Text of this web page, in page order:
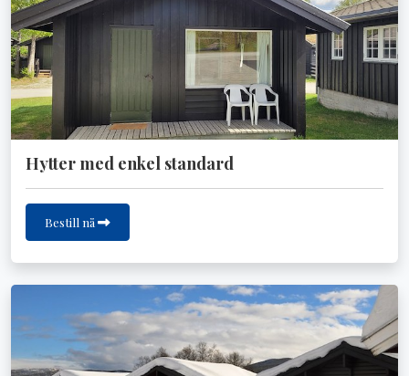
Hytter med enkel standard
Bestill nå